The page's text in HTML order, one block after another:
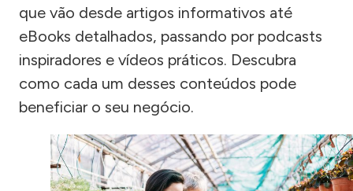
que vão desde artigos informativos até
eBooks detalhados, passando por podcasts
inspiradores e vídeos práticos. Descubra
como cada um desses conteúdos pode
beneficiar o seu negócio.